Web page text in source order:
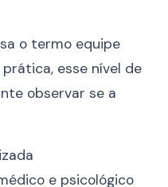
o termo equipe
esse nível de
observar se a
e psicológico